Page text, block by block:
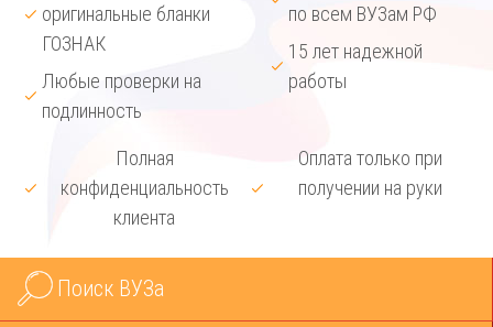
оригинальные бланки
ГОЗНАК
Любые проверки на
подлинность
по всем ВУЗам РФ
15 лет надежной
работы
Полная
конфиденциальность
клиента
Оплата только при
получении на руки
Поиск ВУЗа